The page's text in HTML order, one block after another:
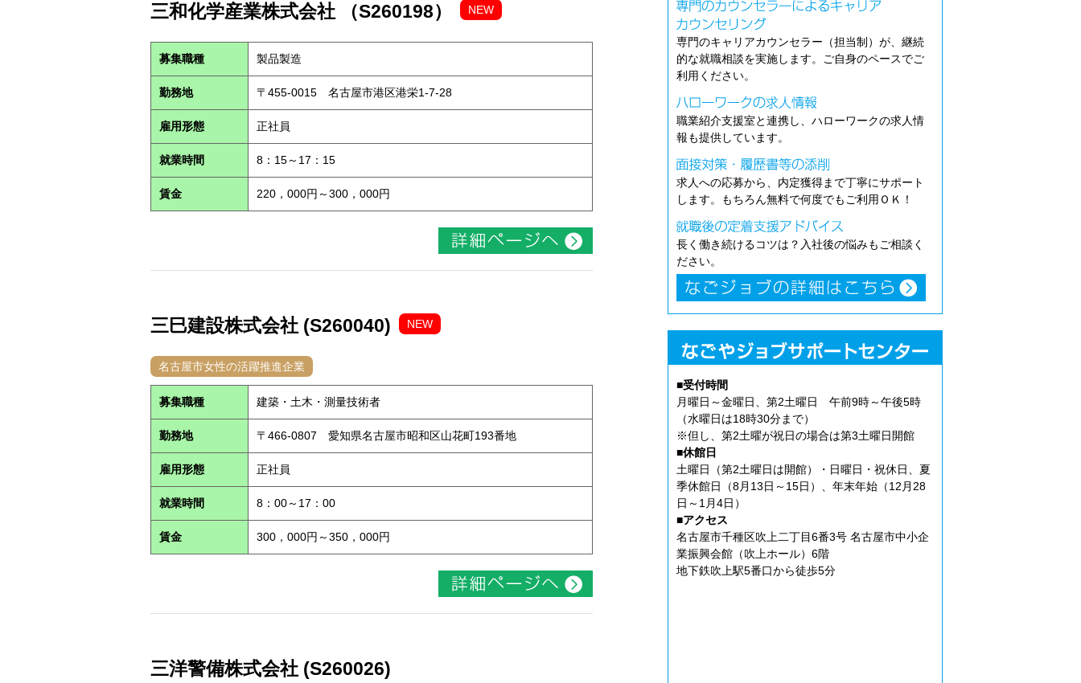
三和化学産業株式会社 （S260198） NEW
募集職種 製品製造
勤務地 〒455-0015 名古屋市港区港栄1-7-28
雇用形態 正社員
就業時間 8：15～17：15
賃金 220，000円～300，000円
三巳建設株式会社 (S260040) NEW
名古屋市女性の活躍推進企業
募集職種 建築・土木・測量技術者
勤務地 〒466-0807 愛知県名古屋市昭和区山花町193番地
雇用形態 正社員
就業時間 8：00～17：00
賃金 300，000円～350，000円
三洋警備株式会社 (S260026)
専門のキャリアカウンセラー（担当制）が、継続
的な就職相談を実施します。ご自身のペースでご
利用ください。
職業紹介支援室と連携し、ハローワークの求人情
報も提供しています。
求人への応募から、内定獲得まで丁寧にサポート
します。もちろん無料で何度でもご利用ＯＫ！
長く働き続けるコツは？入社後の悩みもご相談く
ださい。
■受付時間
月曜日～金曜日、第2土曜日 午前9時～午後5時
（水曜日は18時30分まで）
※但し、第2土曜が祝日の場合は第3土曜日開館
■休館日
土曜日（第2土曜日は開館）・日曜日・祝休日、夏
季休館日（8月13日～15日）、年末年始（12月28
日～1月4日）
■アクセス
名古屋市千種区吹上二丁目6番3号 名古屋市中小企
業振興会館（吹上ホール）6階
地下鉄吹上駅5番口から徒歩5分